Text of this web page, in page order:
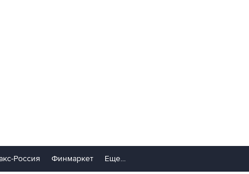
Россия Финмаркет Еще...